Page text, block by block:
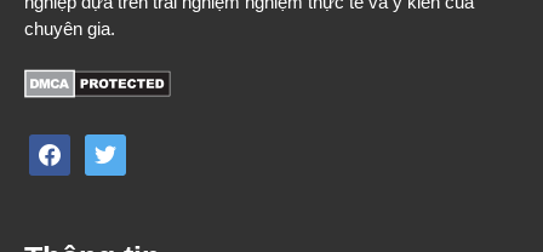
chuyên gia.
facebooktwitter